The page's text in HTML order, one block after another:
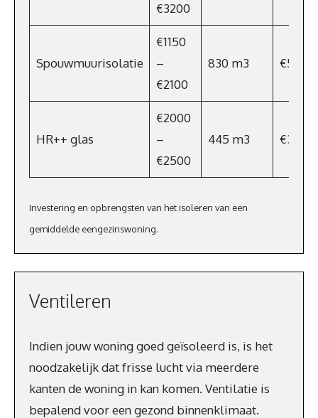
€3200
Spouwmuurisolatie
€1150
–
€2100
830 m3 €573
HR++ glas
€2000
–
€2500
445 m3 €307
Investering en opbrengsten van het isoleren van een
gemiddelde eengezinswoning.
Ventileren
Indien jouw woning goed geïsoleerd is, is het
noodzakelijk dat frisse lucht via meerdere
kanten de woning in kan komen. Ventilatie is
bepalend voor een gezond binnenklimaat.